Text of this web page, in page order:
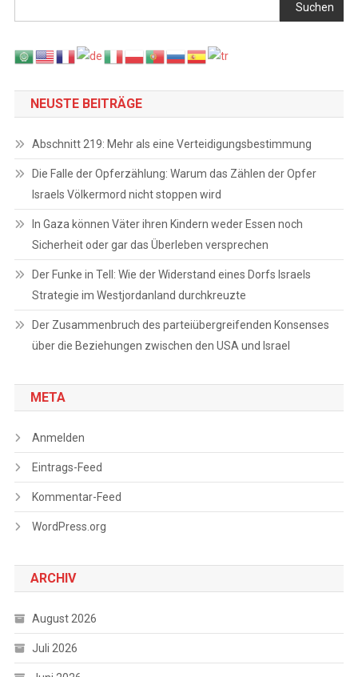
Suchen
NEUSTE BEITRÄGE
Abschnitt 219: Mehr als eine Verteidigungsbestimmung
Die Falle der Opferzählung: Warum das Zählen der Opfer
Israels Völkermord nicht stoppen wird
In Gaza können Väter ihren Kindern weder Essen noch
Sicherheit oder gar das Überleben versprechen
Der Funke in Tell: Wie der Widerstand eines Dorfs Israels
Strategie im Westjordanland durchkreuzte
Der Zusammenbruch des parteiübergreifenden Konsenses
über die Beziehungen zwischen den USA und Israel
META
Anmelden
Eintrags-Feed
Kommentar-Feed
WordPress.org
ARCHIV
August 2026
Juli 2026